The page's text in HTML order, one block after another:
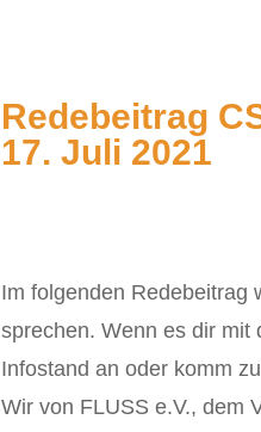
Redebeitrag
17. Juli 2021
Im folgenden Redebeitrag
sprechen. Wenn es dir mit
Infostand an oder komm
Wir von FLUSS e.V., dem